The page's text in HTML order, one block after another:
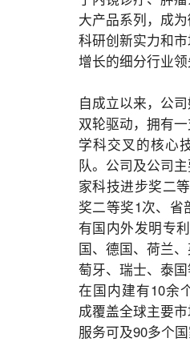
大产品系列，成
科研创新实力和
增长的细分行业领
自成立以来，公
双轮驱动，拥有
学科交叉的核心
队。公司及公司
家科技进步奖二
奖二等奖1次、省
有国内外发明专
国、德国、荷兰
萄牙、瑞士、泰
在国内建有10余
成覆盖全球主要
服务可及90多个国